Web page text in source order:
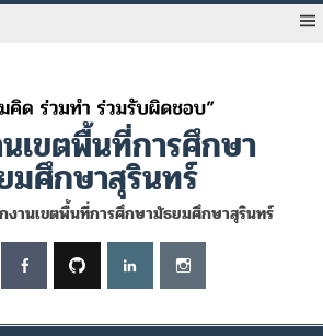
เขตพื้นที่การศึกษา
มศึกษาสุรินทร์
งานเขตพื้นที่การศึกษามัธยมศึกษาสุรินทร์